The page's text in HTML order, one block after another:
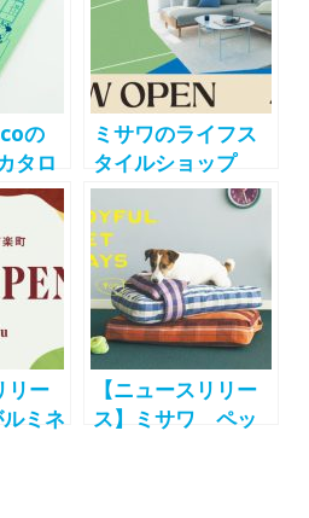
の
タロ
刷
月2日
配
ミサワのライフス
タイルショップ
「unico」が新潟初
出店 CoCoLo新潟
に4月25日オープン
リー
ミネ
【ニュースリリー
ス】ミサワ ペッ